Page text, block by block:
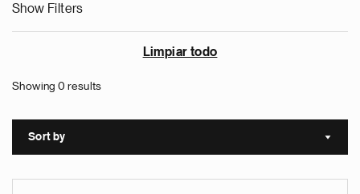
Show Filters
Limpiar todo
Showing 0 results
Sort by Sort